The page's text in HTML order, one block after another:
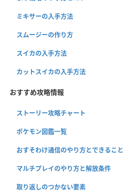
ミキサーの入手方法
スムージーの作り方
スイカの入手方法
カットスイカの入手方法
おすすめ攻略情報
ストーリー攻略チャート
ポケモン図鑑一覧
おすそわけ通信のやり方とできること
マルチプレイのやり方と解放条件
取り返しのつかない要素